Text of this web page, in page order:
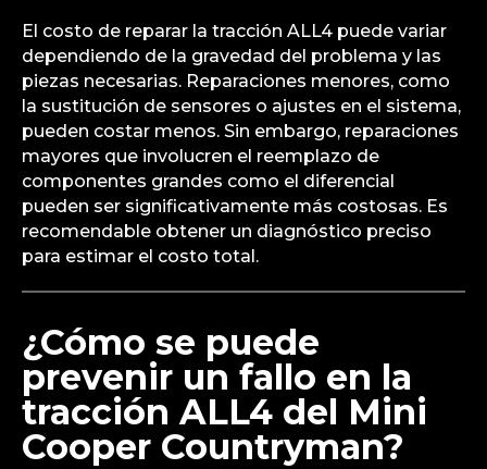
El costo de reparar la tracción ALL4 puede variar
dependiendo de la gravedad del problema y las
piezas necesarias. Reparaciones menores, como
la sustitución de sensores o ajustes en el sistema,
pueden costar menos. Sin embargo, reparaciones
mayores que involucren el reemplazo de
componentes grandes como el diferencial
pueden ser significativamente más costosas. Es
recomendable obtener un diagnóstico preciso
para estimar el costo total.
¿Cómo se puede
prevenir un fallo en la
tracción ALL4 del Mini
Cooper Countryman?